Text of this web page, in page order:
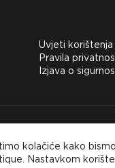
Uvjeti korištenja
Pravila
Izjava o
koristiti opciju
plaćanjem.
kolačiće kako
Nastavkom